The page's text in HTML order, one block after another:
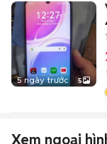
5 ngày trước 5
Xem ngoại